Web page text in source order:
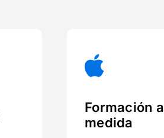
Formación a
medida